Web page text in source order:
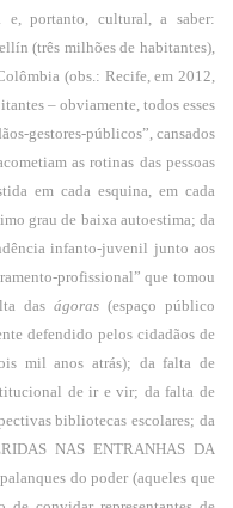
e, portanto, cultural, a saber:
(três milhões de habitantes),
(obs.: Recife, em 2012,
– obviamente, todos esses
gestores-públicos”, cansados
as rotinas das pessoas
em cada esquina, em cada
grau de baixa autoestima; da
infanto-juvenil junto aos
profissional” que tomou
das ágoras(espaço público
defendido pelos cidadãos de
mil anos atrás); da falta de
de ir e vir; da falta de
bibliotecas escolares; da
NAS ENTRANHAS DA
do poder (aqueles que